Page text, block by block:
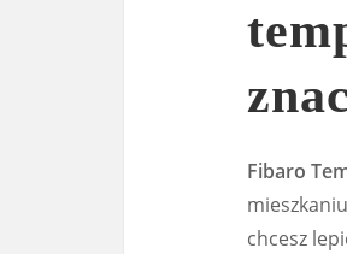
Fibaro
chcesz